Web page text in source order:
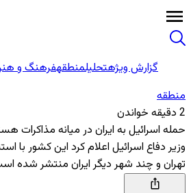
گزارش ویژهتحلیلمنطقهفرهنگ و
منطقه‌
2 دقیقه خواندن
حمله اسرائیل به ایران در میانه مذاکرات
وزیر دفاع اسرائیل اعلام کرد این کشور
تهران و چند شهر دیگر ایران منتشر شده